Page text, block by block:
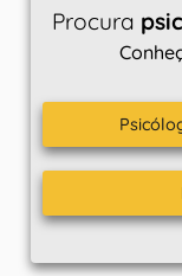
Procura